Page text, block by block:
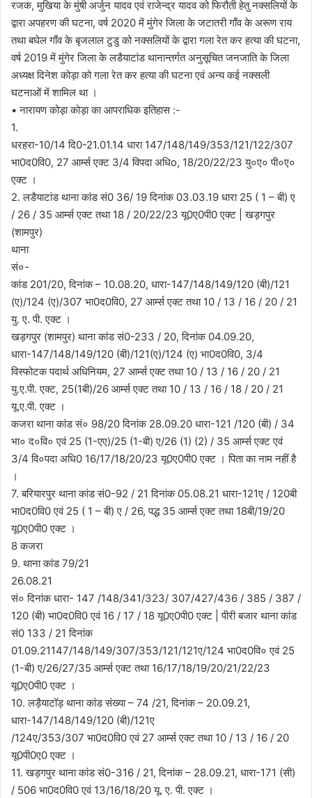
रजक, मुखिया के मुंषी अर्जुन यादव एवं राजेन्द्र यादव को फिरौती हेतु नक्सलियों के
द्वारा अपहरण की घटना, वर्ष 2020 में मुंगेर जिला के जटातरी गाँव के अरूण राय
तथा बघेल गाँव के बृजलाल टुडु को नक्सलियों के द्वारा गला रेत कर हत्या की घटना,
वर्ष 2019 में मुंगेर जिला के लडैयाटांड थानान्तर्गत अनुसूचित जनजाति के जिला
अध्यक्ष दिनेश कोड़ा को गला रेत कर हत्या की घटना एवं अन्य कई नक्सली
घटनाओं में शामिल था ।
• नारायण कोड़ा कोड़ा का आपराधिक इतिहास :-
1.
धरहरा-10/14 दि0-21.01.14 धारा 147/148/149/353/121/122/307
भा0द0वि0, 27 आर्म्स एक्ट 3/4 विपदा अधिo, 18/20/22/23 यु०ए० पी०ए०
एक्ट ।
2. लडैयाटांड थाना कांड सं0 36/ 19 दिनांक 03.03.19 धारा 25 ( 1 – बी) ए
/ 26 / 35 आर्म्स एक्ट तथा 18 / 20/22/23 यू0ए0पी0 एक्ट | खड़गपुर
(शामपुर)
थाना
सं०-
कांड 201/20, दिनांक – 10.08.20, धारा-147/148/149/120 (बी)/121
(ए)/124 (ए)/307 भा0द0वि0, 27 आर्म्स एक्ट तथा 10 / 13 / 16 / 20 / 21
यु. ए. पी. एक्ट ।
खड़गपुर (शामपुर) थाना कांड सं0-233 / 20, दिनांक 04.09.20,
धारा-147/148/149/120 (बी)/121(ए)/124 (ए) भा0द0वि0, 3/4
विस्फोटक पदार्थ अधिनियम, 27 आर्म्स एक्ट तथा 10 / 13 / 16 / 20 / 21
यु.ए.पी. एक्ट, 25(1बी)/26 आर्म्स एक्ट तथा 10 / 13 / 16 / 18 / 20 / 21
यू.ए.पी. एक्ट ।
कजरा थाना कांड सं० 98/20 दिनांक 28.09.20 धारा-121 /120 (बी) / 34
भा० द०वि० एवं 25 (1-एए)/25 (1-बी) ए/26 (1) (2) / 35 आर्म्स एक्ट एवं
3/4 वि०पदा अधि0 16/17/18/20/23 यू0ए0पी0 एक्ट । पिता का नाम नहीं है
।
7. बरियारपुर थाना कांड सं0-92 / 21 दिनांक 05.08.21 धारा-121ए / 120बी
भा0द0वि0 एवं 25 ( 1 – बी) ए / 26, पद्ध 35 आर्म्स एक्ट तथा 18बी/19/20
यू0ए0पी0 एक्ट ।
8 कजरा
9. थाना कांड 79/21
26.08.21
सं० दिनांक धारा- 147 /148/341/323/ 307/427/436 / 385 / 387 /
120 (बी) भा0द0वि0 एवं 16 / 17 / 18 यू0ए0पी0 एक्ट | पीरी बजार थाना कांड
सं0 133 / 21 दिनांक
01.09.21147/148/149/307/353/121/121ए/124 भा0द0वि० एवं 25
(1-बी) ए/26/27/35 आर्म्स एक्ट तथा 16/17/18/19/20/21/22/23
यू0ए0पी0 एक्ट ।
10. लड़ैयाटॉड़ थाना कांड संख्या – 74 /21, दिनांक – 20.09.21,
धारा-147/148/149/120 (बी)/121ए
/124ए/353/307 भा0द0वि0 एवं 27 आर्म्स एक्ट तथा 10 / 13 / 16 / 20
यू0पी0ए0 एक्ट ।
11. खड़गपुर थाना कांड सं0-316 / 21, दिनांक – 28.09.21, धारा-171 (सी)
/ 506 भा0द0वि0 एवं 13/16/18/20 यू. ए. पी. एक्ट ।